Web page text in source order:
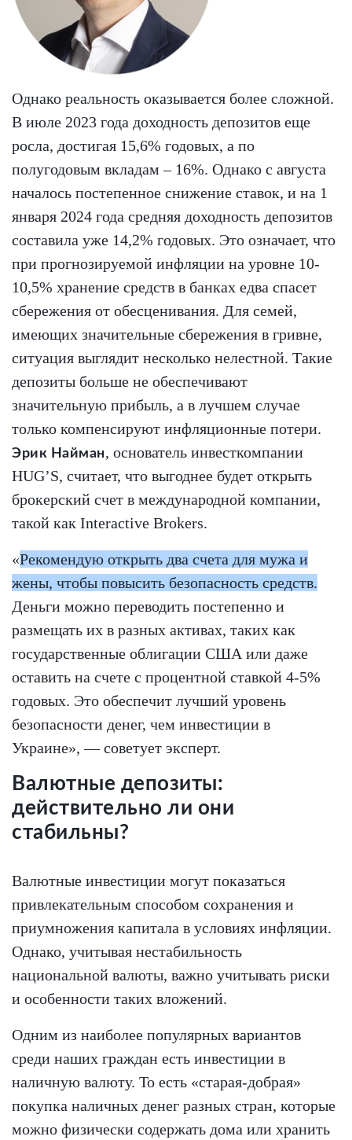
Однако реальность оказывается более сложной.
В июле 2023 года доходность депозитов еще
росла, достигая 15,6% годовых, а по
полугодовым вкладам – 16%. Однако с августа
началось постепенное снижение ставок, и на 1
января 2024 года средняя доходность депозитов
составила уже 14,2% годовых. Это означает, что
при прогнозируемой инфляции на уровне 10-
10,5% хранение средств в банках едва спасет
сбережения от обесценивания. Для семей,
имеющих значительные сбережения в гривне,
ситуация выглядит несколько нелестной. Такие
депозиты больше не обеспечивают
значительную прибыль, а в лучшем случае
только компенсируют инфляционные потери.
Эрик Найман, основатель инвесткомпании
HUG’S, считает, что выгоднее будет открыть
брокерский счет в международной компании,
такой как Interactive Brokers.
«Рекомендую открыть два счета для мужа и
жены, чтобы повысить безопасность средств.
Деньги можно переводить постепенно и
размещать их в разных активах, таких как
государственные облигации США или даже
оставить на счете с процентной ставкой 4-5%
годовых. Это обеспечит лучший уровень
безопасности денег, чем инвестиции в
Украине», — советует эксперт.
Валютные депозиты:
действительно ли они
стабильны?
Валютные инвестиции могут показаться
привлекательным способом сохранения и
приумножения капитала в условиях инфляции.
Однако, учитывая нестабильность
национальной валюты, важно учитывать риски
и особенности таких вложений.
Одним из наиболее популярных вариантов
среди наших граждан есть инвестиции в
наличную валюту. То есть «старая-добрая»
покупка наличных денег разных стран, которые
можно физически содержать дома или хранить